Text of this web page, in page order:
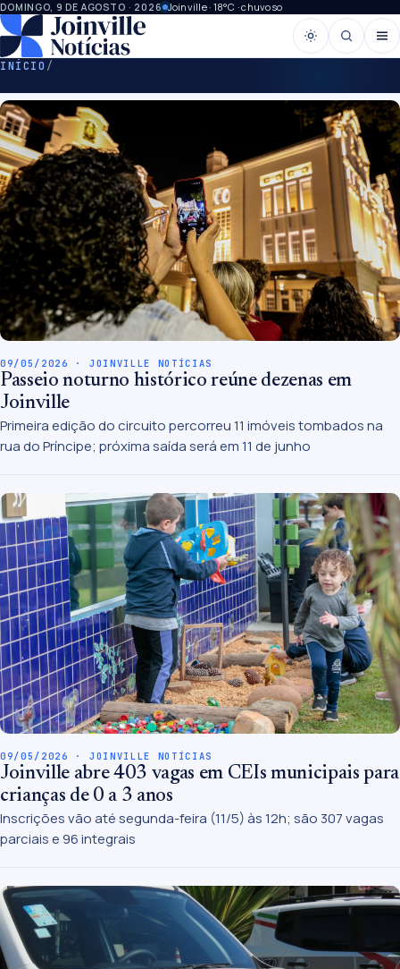
DOMINGO, 9 DE AGOSTO · 2026 Joinville · 18°C · chuvoso
INÍCIO /
09/05/2026 · JOINVILLE NOTÍCIAS
Passeio noturno histórico reúne dezenas em
Joinville
Primeira edição do circuito percorreu 11 imóveis tombados na
rua do Príncipe; próxima saída será em 11 de junho
09/05/2026 · JOINVILLE NOTÍCIAS
Joinville abre 403 vagas em CEIs municipais para
crianças de 0 a 3 anos
Inscrições vão até segunda-feira (11/5) às 12h; são 307 vagas
parciais e 96 integrais